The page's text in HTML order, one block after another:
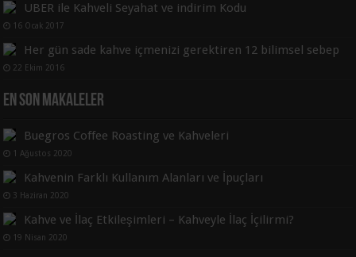
UBER ile Kahveli Seyahat ve indirim Kodu
16 Ocak 2017
Her gün sade kahve içmenizi gerektiren 12 bilimsel sebep
22 Ekim 2016
En Son Makaleler
Buegros Coffee Roasting ve Kahveleri
1 Ağustos 2020
Kahvenin Farklı Kullanım Alanları ve İpuçları
3 Haziran 2020
Kahve ve İlaç Etkileşimleri – Kahveyle İlaç İçilirmi?
19 Nisan 2020